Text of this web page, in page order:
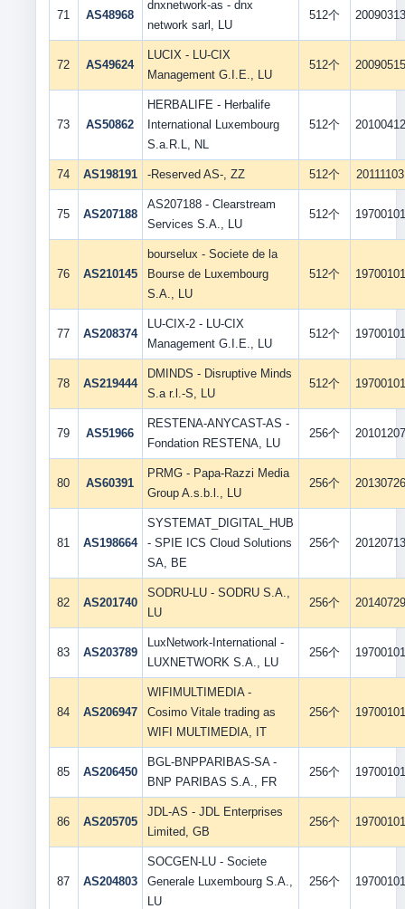
71 AS48968
dnxnetwork-as - dnx
network sarl, LU
512个 20090313
72 AS49624
LUCIX - LU-CIX
Management G.I.E., LU
512个 20090515
73 AS50862
HERBALIFE - Herbalife
International Luxembourg
S.a.R.L, NL
512个 20100412
74 AS198191 -Reserved AS-, ZZ 512个 20111103
75 AS207188
AS207188 - Clearstream
Services S.A., LU
512个 19700101
76 AS210145
bourselux - Societe de la
Bourse de Luxembourg
S.A., LU
512个 19700101
77 AS208374
LU-CIX-2 - LU-CIX
Management G.I.E., LU
512个 19700101
78 AS219444
DMINDS - Disruptive Minds
S.a r.l.-S, LU
512个 19700101
79 AS51966
RESTENA-ANYCAST-AS -
Fondation RESTENA, LU
256个 20101207
80 AS60391
PRMG - Papa-Razzi Media
Group A.s.b.l., LU
256个 20130726
81 AS198664
SYSTEMAT_DIGITAL_HUB
- SPIE ICS Cloud Solutions
SA, BE
256个 20120713
82 AS201740
SODRU-LU - SODRU S.A.,
LU
256个 20140729
83 AS203789
LuxNetwork-International -
LUXNETWORK S.A., LU
256个 19700101
84 AS206947
WIFIMULTIMEDIA -
Cosimo Vitale trading as
WIFI MULTIMEDIA, IT
256个 19700101
85 AS206450
BGL-BNPPARIBAS-SA -
BNP PARIBAS S.A., FR
256个 19700101
86 AS205705
JDL-AS - JDL Enterprises
Limited, GB
256个 19700101
87 AS204803
SOCGEN-LU - Societe
Generale Luxembourg S.A.,
LU
256个 19700101